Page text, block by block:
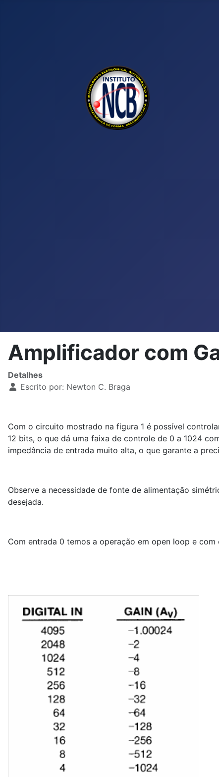
Amplificador com
Detalhes
Escrito por: Newton C. Braga
Com o circuito mostrado na figura 1 é possível
12 bits, o que dá uma faixa de controle de 0 a 1024
impedância de entrada muito alta, o que garante a
Observe a necessidade de fonte de alimentação
desejada.
Com entrada 0 temos a operação em open loop e